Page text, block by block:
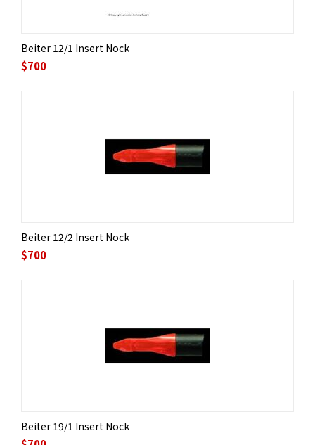
Beiter 12/1 Insert Nock
$700
Beiter 12/2 Insert Nock
$700
Beiter 19/1 Insert Nock